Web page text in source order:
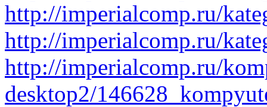
http://imperialcomp.ru/
http://imperialcomp.ru/
http://imperialcomp.ru/
desktop2/